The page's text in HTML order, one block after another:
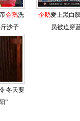
企鹅洗
沙子
企鹅爱上黑白
员被迫穿
冬天要
”